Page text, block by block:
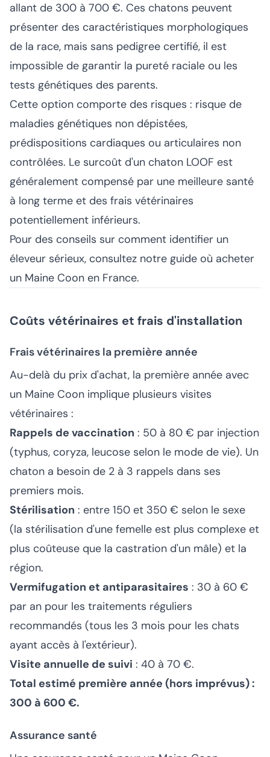
allant de 300 à 700 €. Ces chatons peuvent
présenter des caractéristiques morphologiques
de la race, mais sans pedigree certifié, il est
impossible de garantir la pureté raciale ou les
tests génétiques des parents.
Cette option comporte des risques : risque de
maladies génétiques non dépistées,
prédispositions cardiaques ou articulaires non
contrôlées. Le surcoût d'un chaton LOOF est
généralement compensé par une meilleure santé
à long terme et des frais vétérinaires
potentiellement inférieurs.
Pour des conseils sur comment identifier un
éleveur sérieux, consultez notre guide où acheter
un Maine Coon en France.
Coûts vétérinaires et frais d'installation
Frais vétérinaires la première année
Au-delà du prix d'achat, la première année avec
un Maine Coon implique plusieurs visites
vétérinaires :
Rappels de vaccination : 50 à 80 € par injection
(typhus, coryza, leucose selon le mode de vie). Un
chaton a besoin de 2 à 3 rappels dans ses
premiers mois.
Stérilisation : entre 150 et 350 € selon le sexe
(la stérilisation d'une femelle est plus complexe et
plus coûteuse que la castration d'un mâle) et la
région.
Vermifugation et antiparasitaires : 30 à 60 €
par an pour les traitements réguliers
recommandés (tous les 3 mois pour les chats
ayant accès à l'extérieur).
Visite annuelle de suivi : 40 à 70 €.
Total estimé première année (hors imprévus) :
300 à 600 €.
Assurance santé